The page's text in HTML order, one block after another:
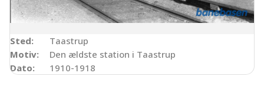
Sted:
Taastrup
Motiv:
Den ældste station i Taastrup
Dato:
1910-1918